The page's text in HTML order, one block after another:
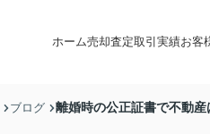
ホーム売却査定取引実績お客
ブログ 離婚時の公正証書で不動